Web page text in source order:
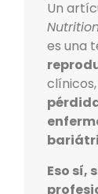
Un
es una
Eso sí,